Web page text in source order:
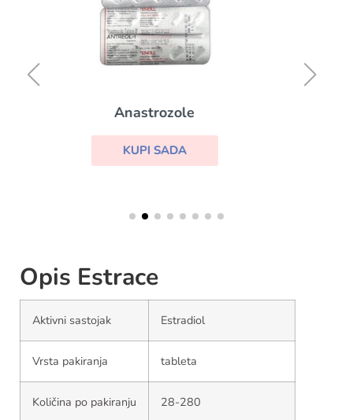
Lovegra
KUPI SADA
Opis Estrace
Aktivni sastojak Estradiol
Vrsta pakiranja tableta
Količina po pakiranju 28-280